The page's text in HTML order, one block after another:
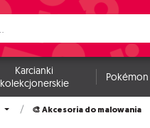
Karcianki
kolekcjonerskie
Pokémon
🎨 Akcesoria do malowania